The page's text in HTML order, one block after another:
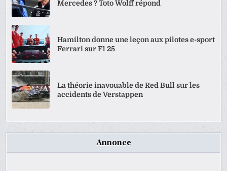
Mercedes ? Toto Wolff répond
Hamilton donne une leçon aux pilotes e-sport
Ferrari sur F1 25
La théorie inavouable de Red Bull sur les
accidents de Verstappen
Annonce